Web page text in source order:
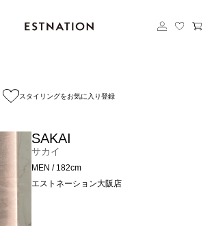
スタイリングをお気に入り登録
SAKAI
サカイ
MEN / 182cm
エストネーション大阪店